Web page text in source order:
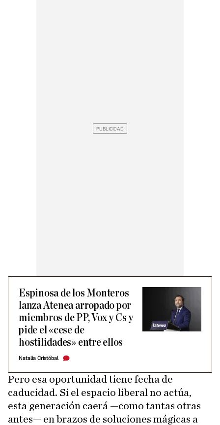
Espinosa de los Monteros
lanza Atenea arropado por
miembros de PP, Vox y Cs y
pide el «cese de
hostilidades» entre ellos
Natalia Cristóbal
Pero esa oportunidad tiene fecha de
caducidad. Si el espacio liberal no actúa,
esta generación caerá —como tantas otras
antes— en brazos de soluciones mágicas a